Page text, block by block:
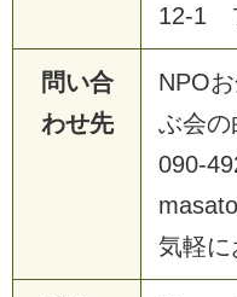
12-1
問い合
わせ先
NPO
ぶ会の
090-
気軽に